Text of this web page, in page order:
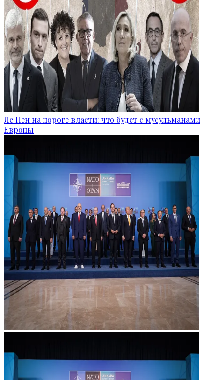
Ле Пен на пороге власти: что будет с мусульманами
Европы